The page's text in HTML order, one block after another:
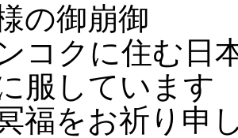
の御崩御
コクに住む日
服しています
福をお祈り申